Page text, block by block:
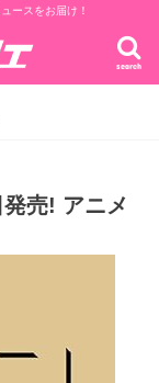
ースをお届け！
search
売! アニメ